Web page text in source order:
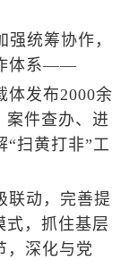
统筹协作，
体系——
发布2000余
案件查办、进
“扫黄打非”工
动，完善提
式，抓住基层
，深化与党